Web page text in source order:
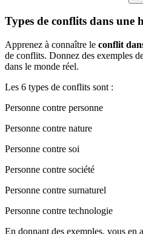
Types de conflits dans une
Apprenez à connaître le conflit
de conflits. Donnez des exemples
dans le monde réel.
Les 6 types de conflits sont :
Personne contre personne
Personne contre nature
Personne contre soi
Personne contre société
Personne contre surnaturel
Personne contre technologie
En donnant des exemples, vous en